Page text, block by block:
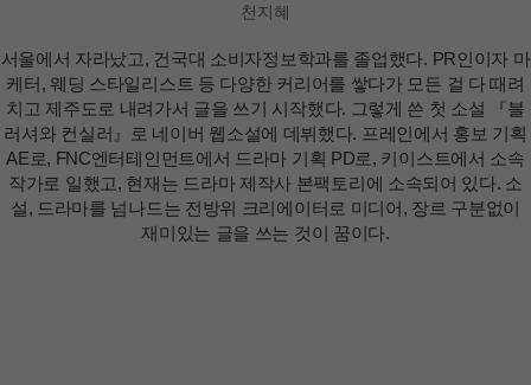
천지혜
서울에서 자라났고, 건국대 소비자정보학과를 졸업했다. PR인이자 마
케터, 웨딩 스타일리스트 등 다양한 커리어를 쌓다가 모든 걸 다 때려
치고 제주도로 내려가서 글을 쓰기 시작했다. 그렇게 쓴 첫 소설 『블
러셔와 컨실러』로 네이버 웹소설에 데뷔했다. 프레인에서 홍보 기획
AE로, FNC엔터테인먼트에서 드라마 기획 PD로, 키이스트에서 소속
작가로 일했고, 현재는 드라마 제작사 본팩토리에 소속되어 있다. 소
설, 드라마를 넘나드는 전방위 크리에이터로 미디어, 장르 구분없이
재미있는 글을 쓰는 것이 꿈이다.